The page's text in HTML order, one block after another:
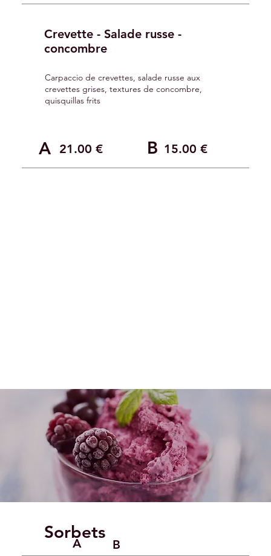
Crevette - Salade russe -
concombre
Carpaccio de crevettes, salade russe aux
crevettes grises, textures de concombre,
quisquillas frits
21.00 € 15.00 €
A B
Sorbets
A B